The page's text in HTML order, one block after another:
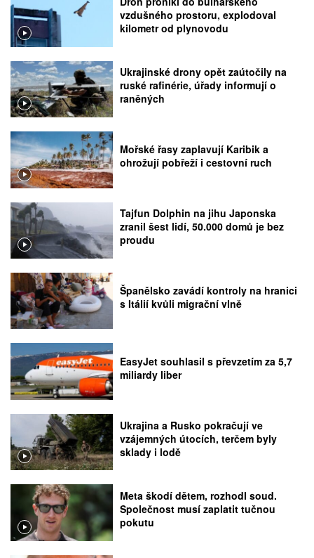
vzdušného prostoru, explodoval
kilometr od plynovodu
Ukrajinské drony opět zaútočily na
ruské rafinérie, úřady informují o
raněných
Mořské řasy zaplavují Karibik a
ohrožují pobřeží i cestovní ruch
Tajfun Dolphin na jihu Japonska
zranil šest lidí, 50.000 domů je bez
proudu
Španělsko zavádí kontroly na hranici
s Itálií kvůli migrační vlně
EasyJet souhlasil s převzetím za 5,7
miliardy liber
Ukrajina a Rusko pokračují ve
vzájemných útocích, terčem byly
sklady i lodě
Meta škodí dětem, rozhodl soud.
Společnost musí zaplatit tučnou
pokutu